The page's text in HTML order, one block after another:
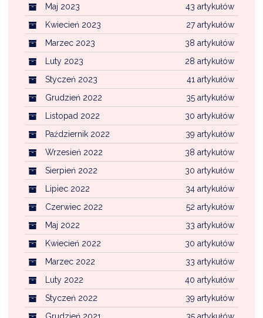
43 artykułów
Maj 2023
27 artykułów
Kwiecień 2023
38 artykułów
Marzec 2023
28 artykułów
Luty 2023
41 artykułów
Styczeń 2023
35 artykułów
Grudzień 2022
30 artykułów
Listopad 2022
39 artykułów
Październik 2022
38 artykułów
Wrzesień 2022
30 artykułów
Sierpień 2022
34 artykułów
Lipiec 2022
52 artykułów
Czerwiec 2022
33 artykułów
Maj 2022
30 artykułów
Kwiecień 2022
33 artykułów
Marzec 2022
40 artykułów
Luty 2022
39 artykułów
Styczeń 2022
35 artykułów
Grudzień 2021